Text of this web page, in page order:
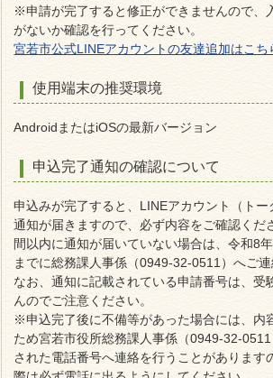
※申請が完了すると修正ができませんので、
がないか確認を行ってください。
宮若市公式LINEアカウントの友達追加はこち
使用端末の推奨環境
AndroidまたはiOSの最新バージョン
申込完了通知の確認について
申込みが完了すると、LINEアカウント（トー
通知が届きますので、必ず内容をご確認くだ
間以内に通知が届いていない場合は、令和8
までに総務課人事係（0949-32-0511）へご連
なお、通知に記載されている申請番号は、受
んのでご注意ください。
※申込完了後に不備等があった場合には、内
ため宮若市役所総務課人事係（0949-32-
された電話番号へ連絡を行うことがあります